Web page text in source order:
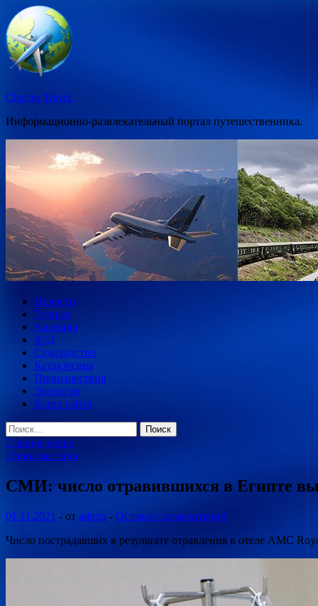
Перейти
к
содержимому
Chrono Travel.
Информационно-развлекательный портал путешественника.
Новости
Туризм
Авиация
Ж/Д
Судоходство
Катаклизмы
Происшествия
Экология
Карта сайта
Найти:
Главное меню
Происшествия
СМИ: число отравившихся в Египте
01.11.2021 - от admin - Оставьте комментарий
Число пострадавших в результате отравления в отеле AMC